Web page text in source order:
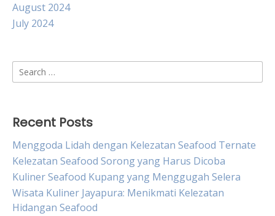
August 2024
July 2024
Search
for:
Recent Posts
Menggoda Lidah dengan Kelezatan Seafood Ternate
Kelezatan Seafood Sorong yang Harus Dicoba
Kuliner Seafood Kupang yang Menggugah Selera
Wisata Kuliner Jayapura: Menikmati Kelezatan
Hidangan Seafood